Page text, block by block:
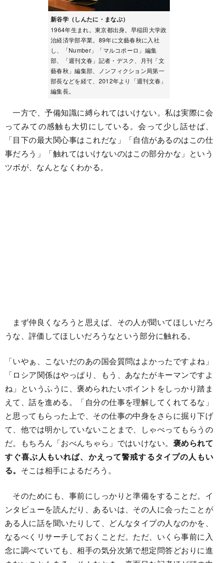
新谷学（しんたに・まなぶ）
1964年生まれ。東京都出身。早稲田大学政
治経済学部卒業。89年に文藝春秋に入社
し、「Number」「マルコポーロ」編集
部、「週刊文春」記者・デスク、月刊「文
藝春秋」編集部、ノンフィクション局第一
部長などを経て、2012年より「週刊文春」
編集長。
一方で、予備知識に縛られてはいけない。私は実際に会
ってみての感触も大切にしている。会って少し話せば、
「目下の最大関心事はこれだな」「自信があるのはこの仕
事だろう」「触れてはいけないのはこの部分かな」という
ツボが、なんとなくわかる。
まず仲良くなろうと思えば、その人が聞いてほしいだろ
うな、評価してほしいだろうなという部分に触れる。
「いやぁ、こないだのあの国会質問はよかったですよね」
「ロシア関係はやっぱり、もう、あなたがキーマンですよ
ね」というふうに、褒められたいポイントをしっかり踏ま
えて、話を進める。「自分の仕事を理解してくれてるな」
と思ってもらった上で、その仕事の中身をさらに掘り下げ
て、他では明かしていないことまで、しゃべってもらうの
だ。もちろん「おべんちゃら」ではいけない。 褒められて
すぐ喜ぶ人もいれば、かえって警戒するタイプの人もい
る。 そこは相手によるだろう。
そのためにも、事前にしっかりと準備をすることだ。イ
ンタビューを読んだり、あるいは、その人に会ったことが
ある人に話を聞いたりして、どんなタイプの人なのかを、
なるべくリサーチしておくことだ。ただ、いくら事前に入
念に調べていても、相手の気分次第で想定問答どおりに進